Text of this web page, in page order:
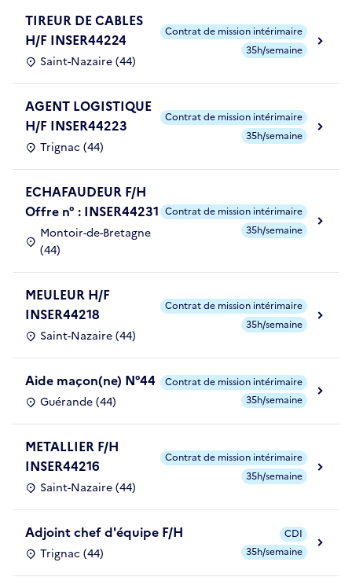
TIREUR DE CABLES
H/F INSER44224
Saint-Nazaire (44)
Contrat de mission intérimaire
35h/semaine
AGENT LOGISTIQUE
H/F INSER44223
Trignac (44)
Contrat de mission intérimaire
35h/semaine
ECHAFAUDEUR F/H
Offre n° : INSER44231
Montoir-de-Bretagne
(44)
Contrat de mission intérimaire
35h/semaine
MEULEUR H/F
INSER44218
Saint-Nazaire (44)
Contrat de mission intérimaire
35h/semaine
Aide maçon(ne) N°44
Guérande (44)
Contrat de mission intérimaire
35h/semaine
METALLIER F/H
INSER44216
Saint-Nazaire (44)
Contrat de mission intérimaire
35h/semaine
Adjoint chef d'équipe F/H
Trignac (44)
CDI
35h/semaine